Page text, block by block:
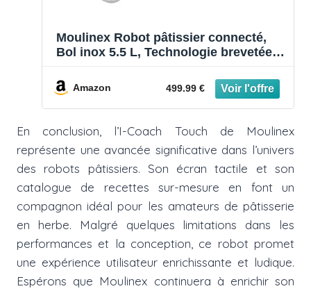
Moulinex Robot pâtissier connecté,
Bol inox 5.5 L, Technologie brevetée,
programmées, App gratuite dédiée
avec coaching, I-Coach Touch
QA950810
Amazon 499.99 €
En conclusion, l’I-Coach Touch de Moulinex
représente une avancée significative dans l’univers
des robots pâtissiers. Son écran tactile et son
catalogue de recettes sur-mesure en font un
compagnon idéal pour les amateurs de pâtisserie
en herbe. Malgré quelques limitations dans les
performances et la conception, ce robot promet
une expérience utilisateur enrichissante et ludique.
Espérons que Moulinex continuera à enrichir son